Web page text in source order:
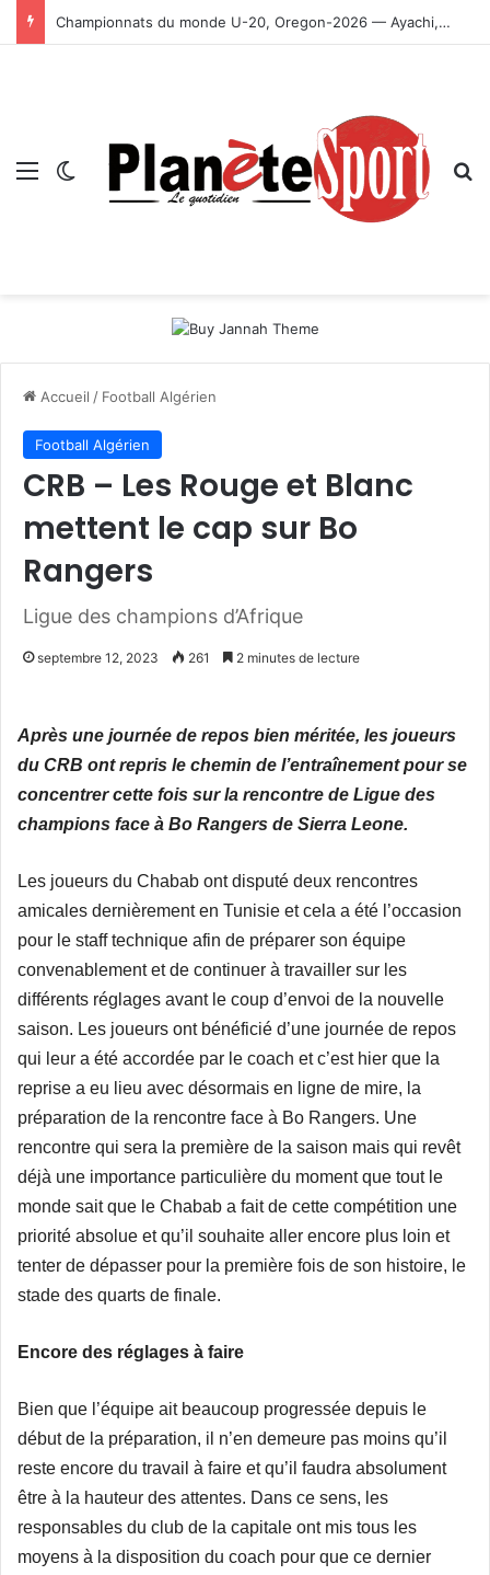
Championnats du monde U-20, Oregon-2026 — Ayachi, Dissa, Touahria et Ghezali en finale
Menu Switch skin
Accueil / Football Algérien
Football Algérien
CRB – Les Rouge et Blanc
mettent le cap sur Bo
Rangers
Ligue des champions d’Afrique
septembre 12, 2023 261 2 minutes de lecture
Après une journée de repos bien méritée, les joueurs
du CRB ont repris le chemin de l’entraînement pour se
concentrer cette fois sur la rencontre de Ligue des
champions face à Bo Rangers de Sierra Leone.
Les joueurs du Chabab ont disputé deux rencontres
amicales dernièrement en Tunisie et cela a été l’occasion
pour le staff technique afin de préparer son équipe
convenablement et de continuer à travailler sur les
différents réglages avant le coup d’envoi de la nouvelle
saison. Les joueurs ont bénéficié d’une journée de repos
qui leur a été accordée par le coach et c’est hier que la
reprise a eu lieu avec désormais en ligne de mire, la
préparation de la rencontre face à Bo Rangers. Une
rencontre qui sera la première de la saison mais qui revêt
déjà une importance particulière du moment que tout le
monde sait que le Chabab a fait de cette compétition une
priorité absolue et qu’il souhaite aller encore plus loin et
tenter de dépasser pour la première fois de son histoire, le
stade des quarts de finale.
Encore des réglages à faire
Bien que l’équipe ait beaucoup progressée depuis le
début de la préparation, il n’en demeure pas moins qu’il
reste encore du travail à faire et qu’il faudra absolument
être à la hauteur des attentes. Dans ce sens, les
responsables du club de la capitale ont mis tous les
moyens à la disposition du coach pour que ce dernier